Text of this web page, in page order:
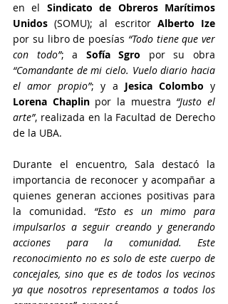
en el Sindicato de Obreros Marítimos
Unidos (SOMU); al escritor Alberto Ize
por su libro de poesías “Todo tiene que ver
con todo”; a Sofía Sgro
“Comandante de mi cielo. Vuelo diario hacia
el amor propio”; y a Jesica Colombo
Lorena Chaplin por la muestra “Justo el
arte”, realizada en la Facultad de Derecho
de la UBA.
Durante el encuentro, Sala destacó la
importancia de reconocer y acompañar a
quienes generan acciones positivas para
la comunidad. “Esto es un mimo para
impulsarlos a seguir creando y generando
acciones para la comunidad. Este
reconocimiento no es solo de este cuerpo de
concejales, sino que es de todos los vecinos
ya que nosotros representamos a todos los